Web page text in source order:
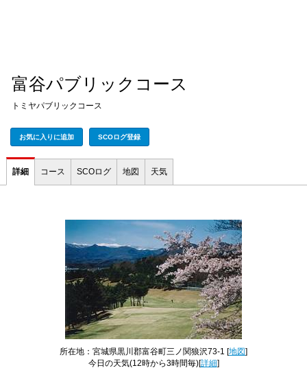
富谷パブリックコース
トミヤパブリックコース
お気に入りに追加 SCOログ登録
詳細 コース SCOログ 地図 天気
所在地：宮城県黒川郡富谷町三ノ関狼沢73-1 [地図]
今日の天気(12時から3時間毎)[詳細]